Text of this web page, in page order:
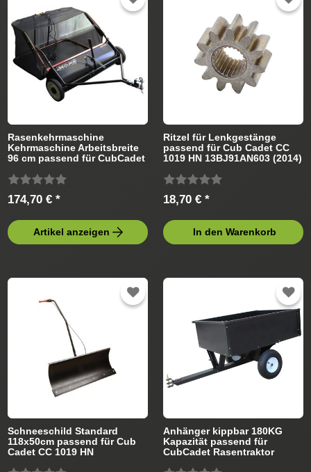
Rasenkehrmaschine
Kehrmaschine Arbeitsbreite
96 cm passend für CubCadet
174,70 € *
Artikel anzeigen
Ritzel für Lenkgestänge
passend für Cub Cadet CC
1019 HN 13BJ91AN603 (2014)
18,70 € *
In den Warenkorb
Schneeschild Standard
118x50cm passend für Cub
Cadet CC 1019 HN
Anhänger kippbar 180KG
Kapazität passend für
CubCadet Rasentraktor